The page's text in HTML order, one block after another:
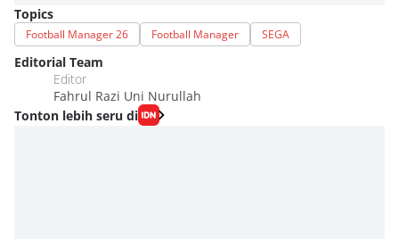
Topics
Football Manager 26 Football Manager SEGA
Editorial Team
Editor
Fahrul Razi Uni Nurullah
Tonton lebih seru di